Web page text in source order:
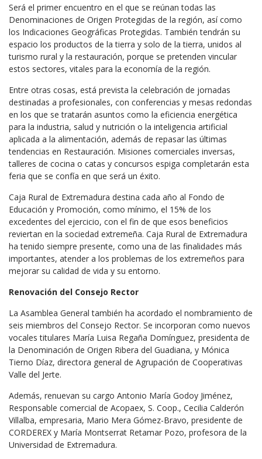
Será el primer encuentro en el que se reúnan todas las
Denominaciones de Origen Protegidas de la región, así como
los Indicaciones Geográficas Protegidas. También tendrán su
espacio los productos de la tierra y solo de la tierra, unidos al
turismo rural y la restauración, porque se pretenden vincular
estos sectores, vitales para la economía de la región.
Entre otras cosas, está prevista la celebración de jornadas
destinadas a profesionales, con conferencias y mesas redondas
en los que se tratarán asuntos como la eficiencia energética
para la industria, salud y nutrición o la inteligencia artificial
aplicada a la alimentación, además de repasar las últimas
tendencias en Restauración. Misiones comerciales inversas,
talleres de cocina o catas y concursos espiga completarán esta
feria que se confía en que será un éxito.
Caja Rural de Extremadura destina cada año al Fondo de
Educación y Promoción, como mínimo, el 15% de los
excedentes del ejercicio, con el fin de que esos beneficios
reviertan en la sociedad extremeña. Caja Rural de Extremadura
ha tenido siempre presente, como una de las finalidades más
importantes, atender a los problemas de los extremeños para
mejorar su calidad de vida y su entorno.
Renovación del Consejo Rector
La Asamblea General también ha acordado el nombramiento de
seis miembros del Consejo Rector. Se incorporan como nuevos
vocales titulares María Luisa Regaña Domínguez, presidenta de
la Denominación de Origen Ribera del Guadiana, y Mónica
Tierno Díaz, directora general de Agrupación de Cooperativas
Valle del Jerte.
Además, renuevan su cargo Antonio María Godoy Jiménez,
Responsable comercial de Acopaex, S. Coop., Cecilia Calderón
Villalba, empresaria, Mario Mera Gómez-Bravo, presidente de
CORDEREX y María Montserrat Retamar Pozo, profesora de la
Universidad de Extremadura.